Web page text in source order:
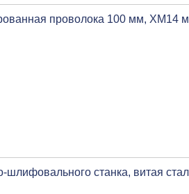
проволока 100 мм, ХМ14
шлифовального станка, витая